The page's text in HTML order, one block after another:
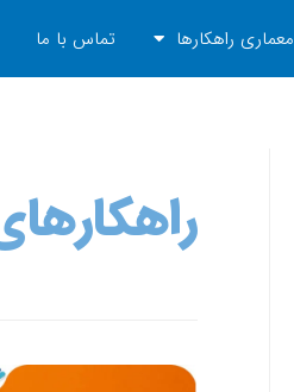
معماری راهکارها تماس با ما